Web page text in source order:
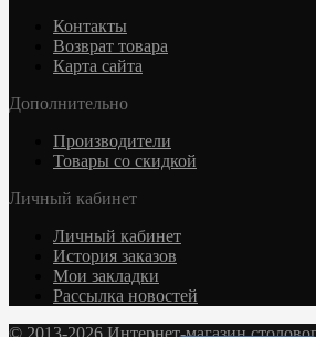
Контакты
Возврат товара
Карта сайта
Дополнительно
Производители
Товары со скидкой
Личный кабинет
Личный кабинет
История заказов
Мои закладки
Рассылка новостей